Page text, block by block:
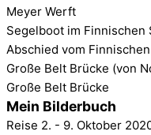
Meyer Werft
Segelboot im Finnischen
Abschied vom
Große Belt Brücke (von
Große Belt Brücke
Mein Bilderbuch
Reise 2. - 9. Oktober